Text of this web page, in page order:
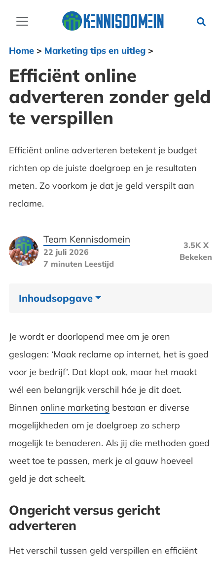
Home> Marketing tips en uitleg>
Efficiënt online
adverteren zonder geld
te verspillen
Efficiënt online adverteren betekent je budget
richten op de juiste doelgroep en je resultaten
meten. Zo voorkom je dat je geld verspilt aan
reclame.
Team Kennisdomein
22 juli 2026
7 minuten Leestijd
3.5K X
Bekeken
Inhoudsopgave
Eerst je doelgroep goed kennen en
definiëren
Vooraf bepalen hoe campagnes worden
gemeten
Marketing moet crossmediaal worden
ingezet
Iedere campagne vraagt om een andere
mix
Meten is weten om vervolgens bij te sturen
Je wordt er doorlopend mee om je oren
geslagen: ‘Maak reclame op internet, het is goed
voor je bedrijf’. Dat klopt ook, maar het maakt
wél een belangrijk verschil hóe je dit doet.
Binnen online marketing bestaan er diverse
mogelijkheden om je doelgroep zo scherp
mogelijk te benaderen. Als jij die methoden goed
weet toe te passen, merk je al gauw hoeveel
geld je dat scheelt.
Ongericht versus gericht
adverteren
Het verschil tussen geld verspillen en efficiënt